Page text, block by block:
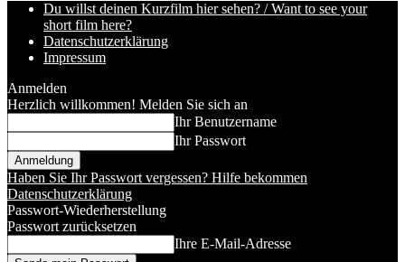
Du willst deinen Kurzfilm hier sehen? / Want to see your
short film here?
Datenschutzerklärung
Impressum
Anmelden
Herzlich willkommen! Melden Sie sich an
Ihr Benutzername
Ihr Passwort
Haben Sie Ihr Passwort vergessen? Hilfe bekommen
Datenschutzerklärung
Passwort-Wiederherstellung
Passwort zurücksetzen
Ihre E-Mail-Adresse